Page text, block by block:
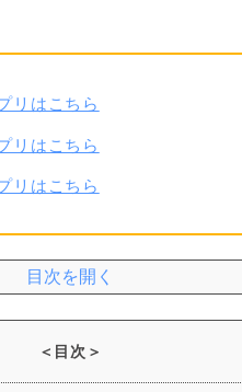
リはこちら
リはこちら
リはこちら